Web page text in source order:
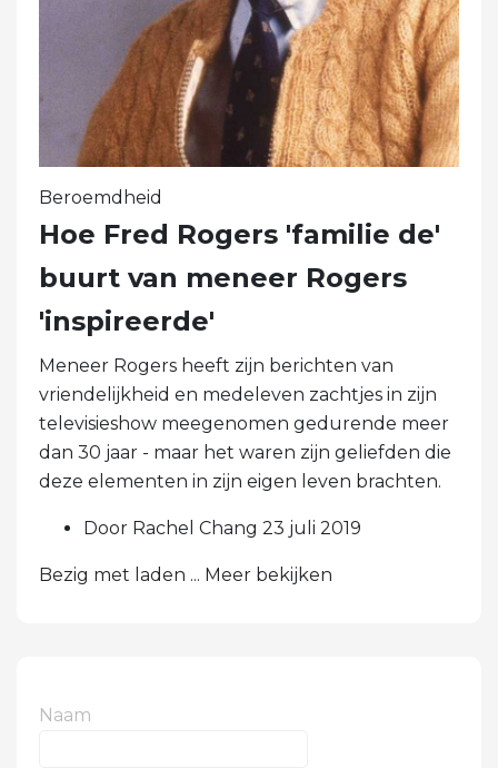
Beroemdheid
Hoe Fred Rogers 'familie de'
buurt van meneer Rogers
'inspireerde'
Meneer Rogers heeft zijn berichten van
vriendelijkheid en medeleven zachtjes in zijn
televisieshow meegenomen gedurende meer
dan 30 jaar - maar het waren zijn geliefden die
deze elementen in zijn eigen leven brachten.
Door Rachel Chang 23 juli 2019
Bezig met laden ... Meer bekijken
Naam